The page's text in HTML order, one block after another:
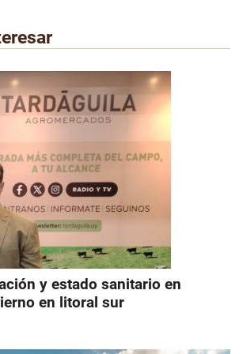
y estado sanitario en
en litoral sur